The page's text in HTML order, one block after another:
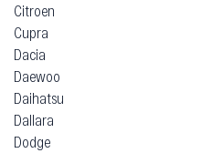
Citroen
Cupra
Dacia
Daewoo
Daihatsu
Dallara
Dodge